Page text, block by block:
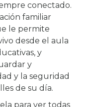
conectado.
familiar
le permite
desde el aula
y
y
y la seguridad
de su día.
para ver todas